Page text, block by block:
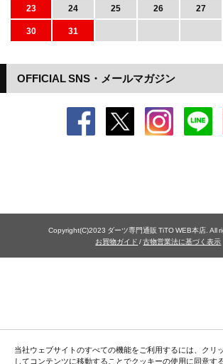
当社ウェブサイトのすべての機能をご利用するには、クリ
してコンテンツに移動することでクッキーの使用に同意す
OFFICIAL SNS・メールマガジン
23
24 25 26 27
30
31
Copyright(C)2023 ダーツ専門通販 TiTO WEB本店. All
お買物ガイド /古物営業法に基づく表示